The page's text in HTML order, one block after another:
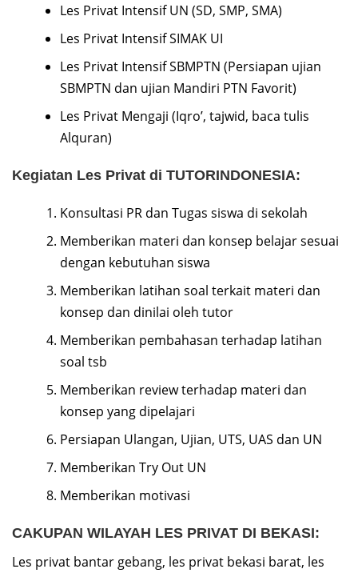
Les Privat Intensif UN (SD, SMP, SMA)
Les Privat Intensif SIMAK UI
Les Privat Intensif SBMPTN (Persiapan ujian
SBMPTN dan ujian Mandiri PTN Favorit)
Les Privat Mengaji (Iqro’, tajwid, baca tulis
Alquran)
Kegiatan Les Privat di TUTORINDONESIA:
Konsultasi PR dan Tugas siswa di sekolah
Memberikan materi dan konsep belajar sesuai
dengan kebutuhan siswa
Memberikan latihan soal terkait materi dan
konsep dan dinilai oleh tutor
Memberikan pembahasan terhadap latihan
soal tsb
Memberikan review terhadap materi dan
konsep yang dipelajari
Persiapan Ulangan, Ujian, UTS, UAS dan UN
Memberikan Try Out UN
Memberikan motivasi
CAKUPAN WILAYAH LES PRIVAT DI BEKASI:
Les privat bantar gebang, les privat bekasi barat, les